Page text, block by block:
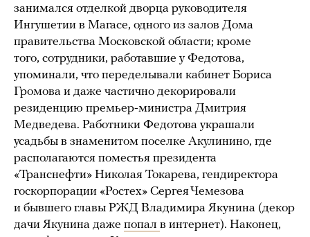
занимался отделкой дворца руководителя
Ингушетии в Магасе, одного из залов Дома
правительства Московской области; кроме
того, сотрудники, работавшие у Федотова,
упоминали, что переделывали кабинет Бориса
Громова и даже частично декорировали
резиденцию премьер-министра Дмитрия
Медведева. Работники Федотова украшали
усадьбы в знаменитом поселке Акулинино, где
располагаются поместья президента
«Транснефти» Николая Токарева, гендиректора
госкорпорации «Ростех» Сергея Чемезова
и бывшего главы РЖД Владимира Якунина (декор
дачи Якунина даже попал в интернет). Наконец,